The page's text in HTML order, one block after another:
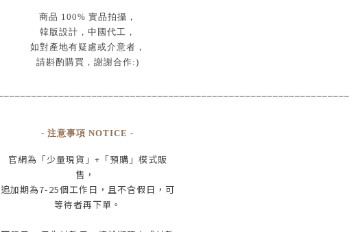
商品 100% 實品拍攝 ，
韓版設計，中國代工 ，
如對產地有疑慮或介意者，
請斟酌購買， 謝謝合作:)
- 注意事項 NOTICE -
官網為 「少量現貨」+ 「預購」模式販
售，
追加期為7-25個工作日 ，且不含假日 ， 可
等待者再下單 。